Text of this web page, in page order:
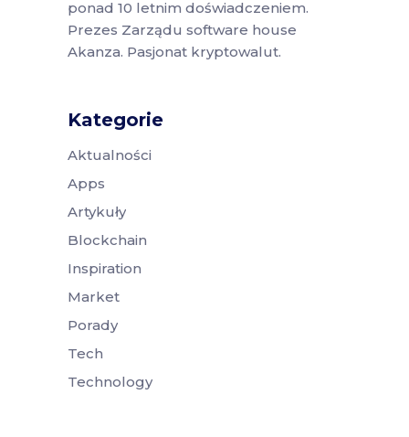
ponad 10 letnim doświadczeniem.
Prezes Zarządu software house
Akanza. Pasjonat kryptowalut.
Kategorie
Aktualności
Apps
Artykuły
Blockchain
Inspiration
Market
Porady
Tech
Technology